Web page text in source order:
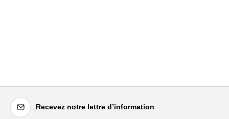
Recevez notre lettre d’information